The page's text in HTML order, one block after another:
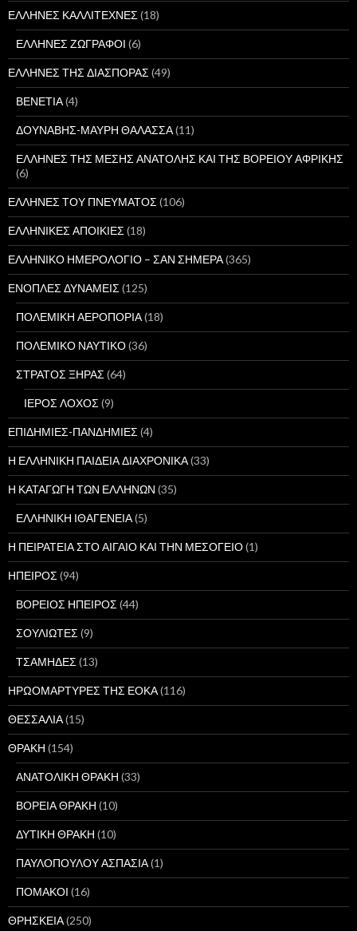
ΕΛΛΗΝΕΣ ΚΑΛΛΙΤΕΧΝΕΣ (18)
ΕΛΛΗΝΕΣ ΖΩΓΡΑΦΟΙ (6)
ΕΛΛΗΝΕΣ ΤΗΣ ΔΙΑΣΠΟΡΑΣ (49)
ΒΕΝΕΤΙΑ(4)
ΔΟΥΝΑΒΗΣ-ΜΑΥΡΗ ΘΑΛΑΣΣΑ(11)
ΕΛΛΗΝΕΣ ΤΗΣ ΜΕΣΗΣ ΑΝΑΤΟΛΗΣ ΚΑΙ ΤΗΣ ΒΟΡΕΙΟΥ ΑΦΡΙΚΗΣ
(6)
ΕΛΛΗΝΕΣ ΤΟΥ ΠΝΕΥΜΑΤΟΣ (106)
ΕΛΛΗΝΙΚΕΣ ΑΠΟΙΚΙΕΣ (18)
ΕΛΛΗΝΙΚΟ ΗΜΕΡΟΛΟΓΙΟ – ΣΑΝ ΣΗΜΕΡΑ(365)
ΕΝΟΠΛΕΣ ΔΥΝΑΜΕΙΣ (125)
ΠΟΛΕΜΙΚΗ ΑΕΡΟΠΟΡΙΑ(18)
ΠΟΛΕΜΙΚΟ ΝΑΥΤΙΚΟ(36)
ΣΤΡΑΤΟΣ ΞΗΡΑΣ (64)
ΙΕΡΟΣ ΛΟΧΟΣ (9)
ΕΠΙΔΗΜΙΕΣ-ΠΑΝΔΗΜΙΕΣ (4)
Η ΕΛΛΗΝΙΚΗ ΠΑΙΔΕΙΑ ΔΙΑΧΡΟΝΙΚΑ(33)
Η ΚΑΤΑΓΩΓΗ ΤΩΝ ΕΛΛΗΝΩΝ (35)
ΕΛΛΗΝΙΚΗ ΙΘΑΓΕΝΕΙΑ(5)
Η ΠΕΙΡΑΤΕΙΑ ΣΤΟ ΑΙΓΑΙΟ ΚΑΙ ΤΗΝ ΜΕΣΟΓΕΙΟ(1)
ΗΠΕΙΡΟΣ (94)
ΒΟΡΕΙΟΣ ΗΠΕΙΡΟΣ (44)
ΣΟΥΛΙΩΤΕΣ (9)
ΤΣΑΜΗΔΕΣ (13)
ΗΡΩΟΜΑΡΤΥΡΕΣ ΤΗΣ ΕΟΚΑ(116)
ΘΕΣΣΑΛΙΑ(15)
ΘΡΑΚΗ (154)
ΑΝΑΤΟΛΙΚΗ ΘΡΑΚΗ (33)
ΒΟΡΕΙΑ ΘΡΑΚΗ (10)
ΔΥΤΙΚΗ ΘΡΑΚΗ (10)
ΠΑΥΛΟΠΟΥΛΟΥ ΑΣΠΑΣΙΑ(1)
ΠΟΜΑΚΟΙ (16)
ΘΡΗΣΚΕΙΑ(250)